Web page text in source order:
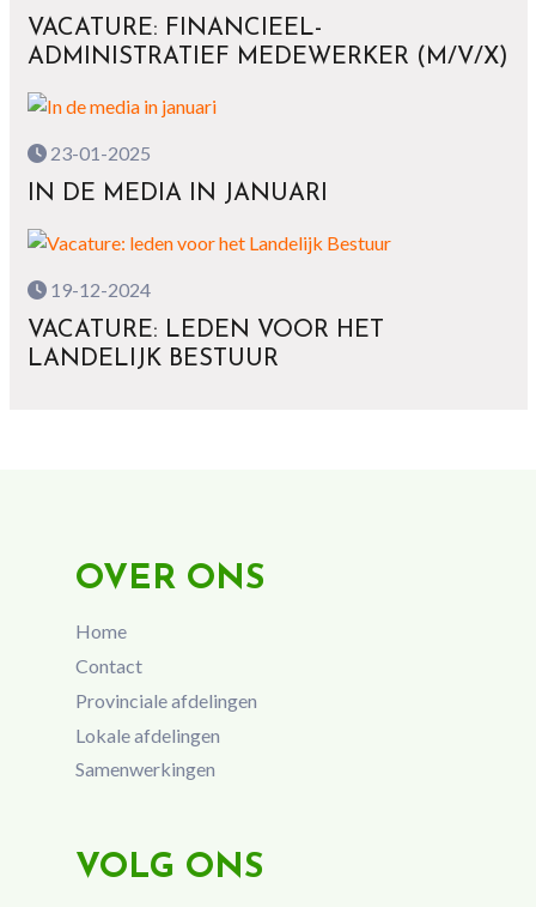
VACATURE: FINANCIEEL-
ADMINISTRATIEF MEDEWERKER (M/V/X)
23-01-2025
IN DE MEDIA IN JANUARI
19-12-2024
VACATURE: LEDEN VOOR HET
LANDELIJK BESTUUR
OVER ONS
Home
Contact
Provinciale afdelingen
Lokale afdelingen
Samenwerkingen
VOLG ONS